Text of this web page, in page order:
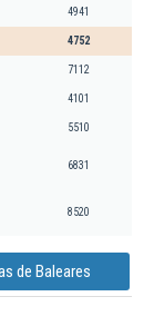
4941
4752
7112
4101
5510
6831
8520
de Baleares